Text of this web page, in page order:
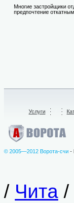
Многие застройщики
предпочтение
Услуги
© 2005—2012 Ворота-счи -
/ Чита /